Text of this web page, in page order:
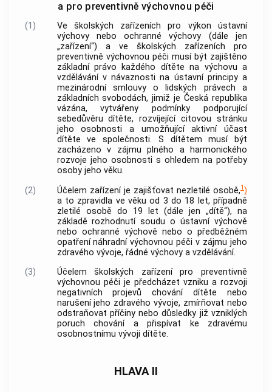
a pro preventivně výchovnou péči
(1)
Ve školských zařízeních pro výkon ústavní
výchovy nebo ochranné výchovy (dále jen
„zařízení“) a ve školských zařízeních pro
preventivně výchovnou péči musí být zajištěno
základní právo každého dítěte na výchovu a
vzdělávání v návaznosti na ústavní principy a
mezinárodní smlouvy o lidských právech a
základních svobodách, jimiž je Česká republika
vázána, vytvářeny podmínky podporující
sebedůvěru dítěte, rozvíjející citovou stránku
jeho osobnosti a umožňující aktivní účast
dítěte ve společnosti. S dítětem musí být
zacházeno v zájmu plného a harmonického
rozvoje jeho osobnosti s ohledem na potřeby
osoby jeho věku.
(2)
Účelem zařízení je zajišťovat nezletilé osobě,1)
a to zpravidla ve věku od 3 do 18 let, případně
zletilé osobě do 19 let (dále jen „dítě“), na
základě rozhodnutí soudu o ústavní výchově
nebo ochranné výchově nebo o předběžném
opatření náhradní výchovnou péči v zájmu jeho
zdravého vývoje, řádné výchovy a vzdělávání.
(3)
Účelem školských zařízení pro preventivně
výchovnou péči je předcházet vzniku a rozvoji
negativních projevů chování dítěte nebo
narušení jeho zdravého vývoje, zmírňovat nebo
odstraňovat příčiny nebo důsledky již vzniklých
poruch chování a přispívat ke zdravému
osobnostnímu vývoji dítěte.
HLAVA II